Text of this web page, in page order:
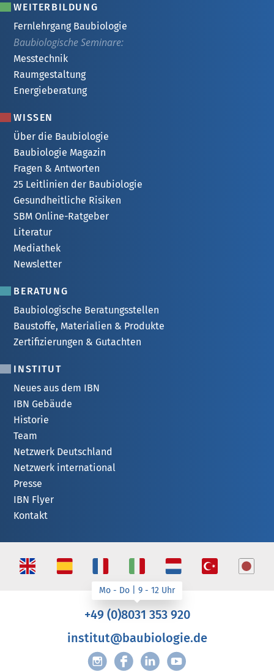
WEITERBILDUNG
Fernlehrgang Baubiologie
Baubiologische Seminare:
Messtechnik
Raumgestaltung
Energieberatung
WISSEN
Über die Baubiologie
Baubiologie Magazin
Fragen & Antworten
25 Leitlinien der Baubiologie
Gesundheitliche Risiken
SBM Online-Ratgeber
Literatur
Mediathek
Newsletter
BERATUNG
Baubiologische Beratungsstellen
Baustoffe, Materialien & Produkte
Zertifizierungen & Gutachten
INSTITUT
Neues aus dem IBN
IBN Gebäude
Historie
Team
Netzwerk Deutschland
Netzwerk international
Presse
IBN Flyer
Kontakt
+49 (0)8031 353 920
institut@baubiologie.de